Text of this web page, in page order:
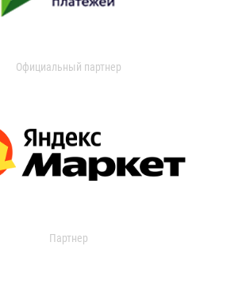
Официальный партнер
Партнер